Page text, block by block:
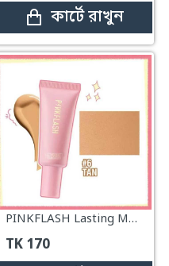
কার্টে রাখুন
PINKFLASH Lasting Matte Foundation#6
TK 170